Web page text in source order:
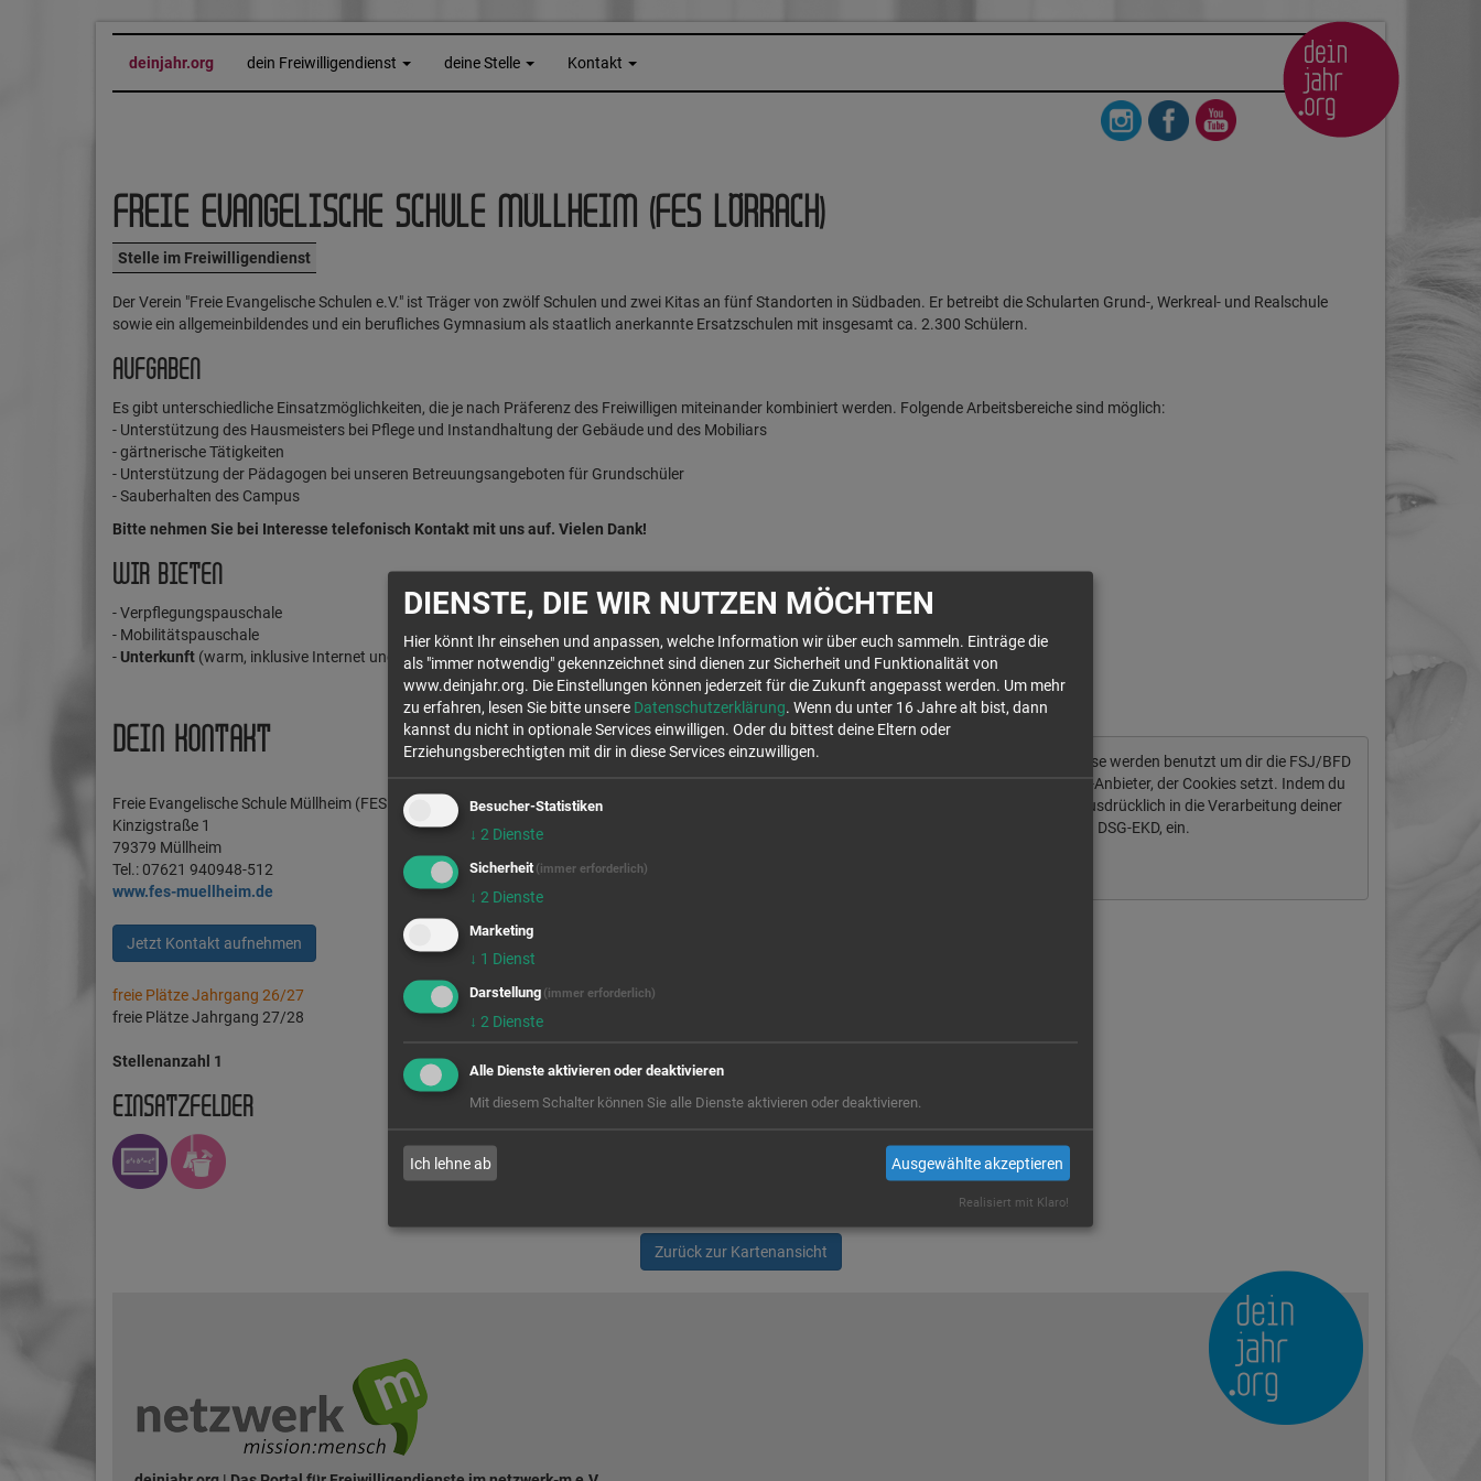
deinjahr.org dein Freiwilligendienst deine Stelle Kontakt
FREIE EVANGELISCHE SCHULE MÜLLHEIM (FES LÖRRACH)
Stelle im Freiwilligendienst
Der Verein "Freie Evangelische Schulen e.V." ist Träger von zwölf Schulen und zwei Kitas an fünf Standorten in Südbaden. Er betreibt die Schularten Grund-, Werkreal- und Realschule
sowie ein allgemeinbildendes und ein berufliches Gymnasium als staatlich anerkannte Ersatzschulen mit insgesamt ca. 2.300 Schülern.
AUFGABEN
Es gibt unterschiedliche Einsatzmöglichkeiten, die je nach Präferenz des Freiwilligen miteinander kombiniert werden. Folgende Arbeitsbereiche sind möglich:
- Unterstützung des Hausmeisters bei Pflege und Instandhaltung der Gebäude und des Mobiliars
- gärtnerische Tätigkeiten
- Unterstützung der Pädagogen bei unseren Betreuungsangeboten für Grundschüler
- Sauberhalten des Campus
Bitte nehmen Sie bei Interesse telefonisch Kontakt mit uns auf. Vielen Dank!
WIR BIETEN
- Verpflegungspauschale
- Mobilitätspauschale
- Unterkunft (warm, inklusive Internet und Rundfunkgebühren), falls ein Umzug nötig ist
DEIN KONTAKT
Freie Evangelische Schule Müllheim (FES Lörrach)
Kinzigstraße 1
79379 Müllheim
Tel.: 07621 940948-512
www.fes-muellheim.de
Jetzt Kontakt aufnehmen
freie Plätze Jahrgang 26/27
freie Plätze Jahrgang 27/28
Stellenanzahl 1
EINSATZFELDER
Wir rufen für dich von OpenStreetMap.org Kartendaten ab. Diese werden benutzt um dir die FSJ/BFD
Stellen auf der Karte anzuzeigen. Es handelt sich um einen US-Anbieter, der Cookies setzt. Indem du
die Verwendung dieser Cookies zustimmst, willigst du auch ausdrücklich in die Verarbeitung deiner
Daten in den USA, laut § 10 Abs. 2 Nr. 1 DSG-EKD, ein.
Zurück zur Kartenansicht
DIENSTE, DIE WIR NUTZEN MÖCHTEN
Hier könnt Ihr einsehen und anpassen, welche Information wir über euch sammeln. Einträge die
als "immer notwendig" gekennzeichnet sind dienen zur Sicherheit und Funktionalität von
www.deinjahr.org. Die Einstellungen können jederzeit für die Zukunft angepasst werden. Um mehr
zu erfahren, lesen Sie bitte unsere Datenschutzerklärung. Wenn du unter 16 Jahre alt bist, dann
kannst du nicht in optionale Services einwilligen. Oder du bittest deine Eltern oder
Erziehungsberechtigten mit dir in diese Services einzuwilligen.
Besucher-Statistiken
↓ 2 Dienste
Sicherheit (immer erforderlich)
↓ 2 Dienste
Marketing
↓ 1 Dienst
Darstellung (immer erforderlich)
↓ 2 Dienste
Alle Dienste aktivieren oder deaktivieren
Mit diesem Schalter können Sie alle Dienste aktivieren oder deaktivieren.
Ich lehne ab Ausgewählte akzeptieren
Realisiert mit Klaro!